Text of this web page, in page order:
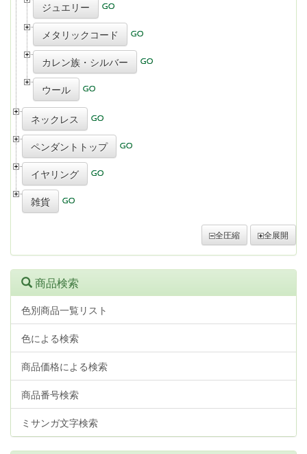
ジュエリー
メタリックコード
カレン族・シルバー
ウール
ネックレス
ペンダントトップ
イヤリング
雑貨
全圧縮 全展開
商品検索
色別商品一覧リスト
色による検索
商品価格による検索
商品番号検索
ミサンガ文字検索